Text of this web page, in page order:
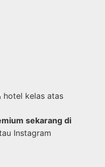
hotel kelas atas
sekarang di
Instagram